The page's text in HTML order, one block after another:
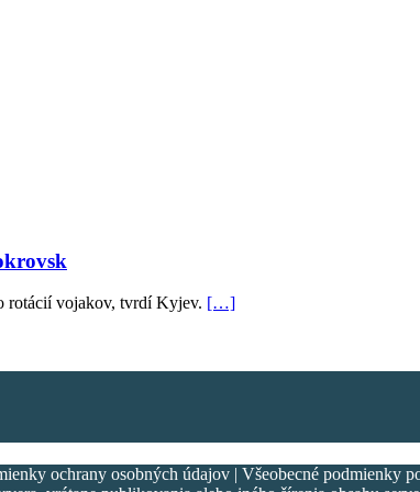
rotácií vojakov, tvrdí Kyjev. […]
ochrany osobných údajov | Všeobecné podmienky